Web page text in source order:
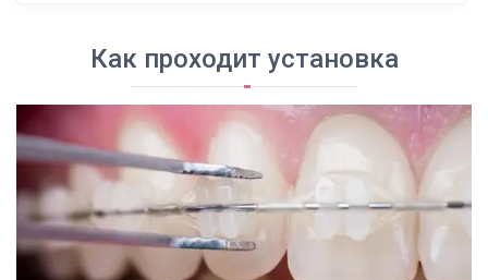
Как проходит установка